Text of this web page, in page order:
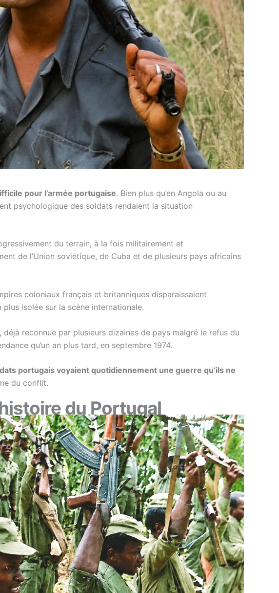
pour l’armée portugaise. Bien plus qu’en Angola ou au
psychologique des soldats rendaient la situation
du terrain, à la fois militairement et
de l’Union soviétique, de Cuba et de plusieurs pays africains
coloniaux français et britanniques disparaissaient
isolée sur la scène internationale.
déjà reconnue par plusieurs dizaines de pays malgré le refus du
qu’un an plus tard, en septembre 1974.
portugais voyaient quotidiennement une guerre qu’ils ne
du conflit.
du Portugal